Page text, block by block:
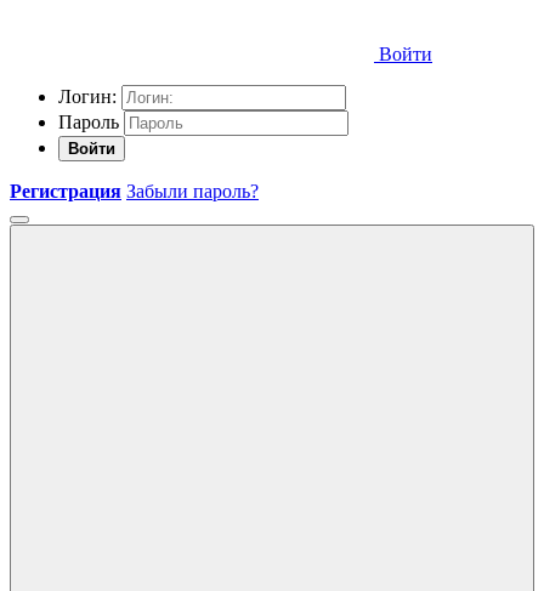
Войти
Логин:
Пароль
Войти
Регистрация Забыли пароль?